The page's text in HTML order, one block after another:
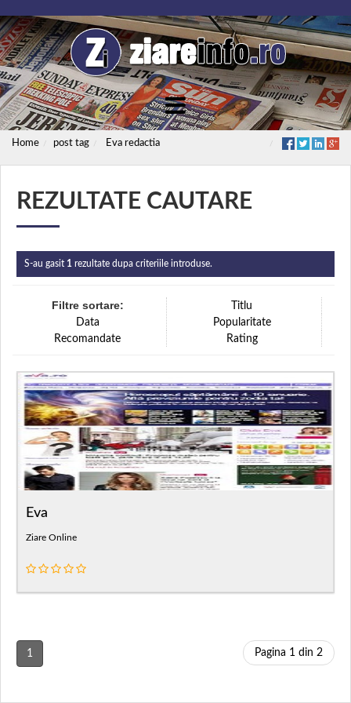
Home post tag Eva redactia
REZULTATE CAUTARE
S-au gasit 1 rezultate dupa criteriile introduse.
Filtre sortare:
Titlu
Data
Popularitate
Recomandate
Rating
Eva
Ziare Online
1 Pagina 1 din 2